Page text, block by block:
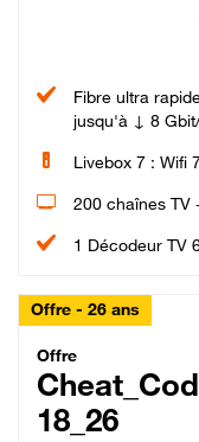
Fibre ultra
jusqu'à ↓ 8
Livebox 7 : Wifi
200 chaînes TV
1 Décodeur TV
Offre - 26 ans
Offre
18_26